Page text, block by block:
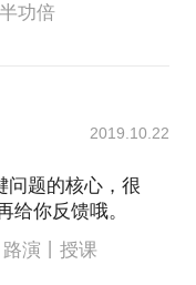
功倍
2019.10.22
问题的核心，很
给你反馈哦。
演丨授课